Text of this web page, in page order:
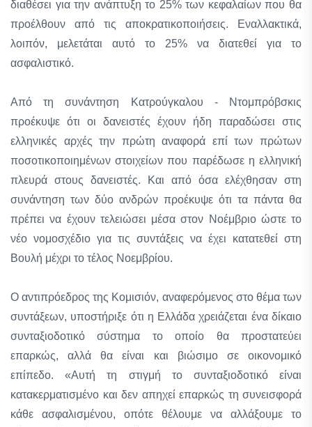
διαθέσει για την ανάπτυξη το 25% των κεφαλαίων που θα
προέλθουν από τις αποκρατικοποιήσεις. Εναλλακτικά,
λοιπόν, μελετάται αυτό το 25% να διατεθεί για το
ασφαλιστικό.
Από τη συνάντηση Κατρούγκαλου - Ντομπρόβσκις
προέκυψε ότι οι δανειστές έχουν ήδη παραδώσει στις
ελληνικές αρχές την πρώτη αναφορά επί των πρώτων
ποσοτικοποιημένων στοιχείων που παρέδωσε η ελληνική
πλευρά στους δανειστές. Και από όσα ελέχθησαν στη
συνάντηση των δύο ανδρών προέκυψε ότι τα πάντα θα
πρέπει να έχουν τελειώσει μέσα στον Νοέμβριο ώστε το
νέο νομοσχέδιο για τις συντάξεις να έχει κατατεθεί στη
Βουλή μέχρι το τέλος Νοεμβρίου.
Ο αντιπρόεδρος της Κομισιόν, αναφερόμενος στο θέμα των
συντάξεων, υποστήριξε ότι η Ελλάδα χρειάζεται ένα δίκαιο
συνταξιοδοτικό σύστημα το οποίο θα προστατεύει
επαρκώς, αλλά θα είναι και βιώσιμο σε οικονομικό
επίπεδο. «Αυτή τη στιγμή το συνταξιοδοτικό είναι
κατακερματισμένο και δεν απηχεί επαρκώς τη συνεισφορά
κάθε ασφαλισμένου, οπότε θέλουμε να αλλάξουμε το